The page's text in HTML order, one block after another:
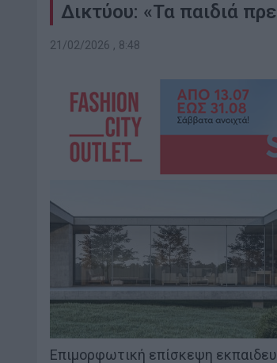
Δικτύου: «Τα παιδιά
21/02/2026 , 8:48
Επιμορφωτική επίσκεψη